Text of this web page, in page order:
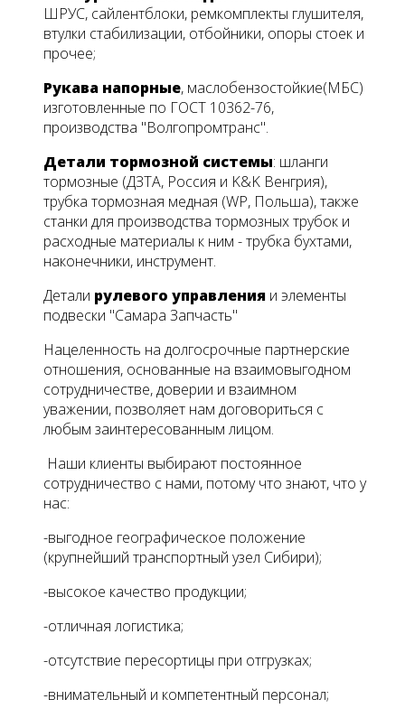
ШРУС, сайлентблоки, ремкомплекты глушителя,
втулки стабилизации, отбойники, опоры стоек и
прочее;
Рукава напорные, маслобензостойкие(МБС)
изготовленные по ГОСТ 10362-76,
производства "Волгопромтранс".
Детали тормозной системы: шланги
тормозные (ДЗТА, Россия и K&K Венгрия),
трубка тормозная медная (WP, Польша), также
станки для производства тормозных трубок и
расходные материалы к ним - трубка бухтами,
наконечники, инструмент.
Детали рулевого управления и элементы
подвески "Самара Запчасть"
Нацеленность на долгосрочные партнерские
отношения, основанные на взаимовыгодном
сотрудничестве, доверии и взаимном
уважении, позволяет нам договориться с
любым заинтересованным лицом.
Наши клиенты выбирают постоянное
сотрудничество с нами, потому что знают, что у
нас:
-выгодное географическое положение
(крупнейший транспортный узел Сибири);
-высокое качество продукции;
-отличная логистика;
-отсутствие пересортицы при отгрузках;
-внимательный и компетентный персонал;